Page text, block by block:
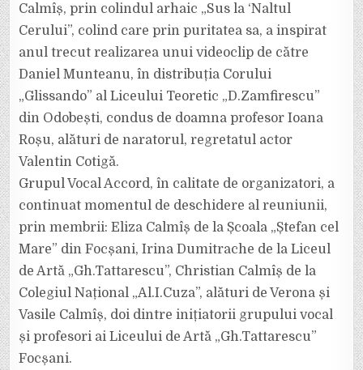
Calmîș, prin colindul arhaic „Sus la ‘Naltul
Cerului”, colind care prin puritatea sa, a inspirat
anul trecut realizarea unui videoclip de către
Daniel Munteanu, în distribuția Corului
„Glissando” al Liceului Teoretic „D.Zamfirescu”
din Odobești, condus de doamna profesor Ioana
Roșu, alături de naratorul, regretatul actor
Valentin Cotigă.
Grupul Vocal Accord, în calitate de organizatori, a
continuat momentul de deschidere al reuniunii,
prin membrii: Eliza Calmîș de la Școala „Ștefan cel
Mare” din Focșani, Irina Dumitrache de la Liceul
de Artă „Gh.Tattarescu”, Christian Calmîș de la
Colegiul Național „Al.I.Cuza”, alături de Verona și
Vasile Calmîș, doi dintre inițiatorii grupului vocal
și profesori ai Liceului de Artă „Gh.Tattarescu”
Focșani.